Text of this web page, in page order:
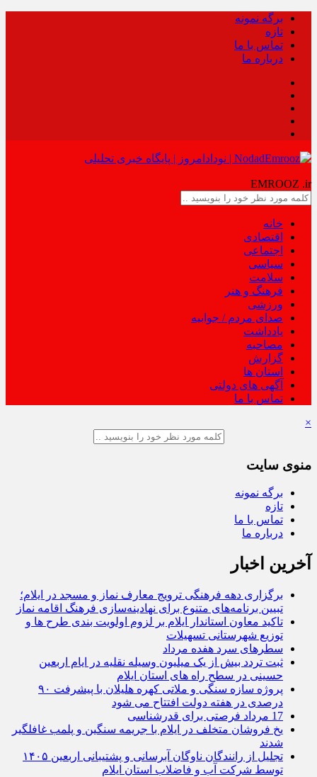
برگه نمونه
تازه
تماس با ما
درباره ما
EMROOZ .ir
خانه
اقتصادی
اجتماعی
سیاسی
سلامت
فرهنگ و هنر
ورزشی
صدای مردم / جوابیه
یادداشت
مصاحبه
گزارش
استان ها
آگهی های دولتی
تماس با ما
×
منوی سایت
برگه نمونه
تازه
تماس با ما
درباره ما
آخرین اخبار
برگزاری دهه فرهنگی ترویج معارف نماز و مسجد در ایلام؛
تبیین برنامه‌های متنوع برای نهادینه‌سازی فرهنگ اقامه نماز
تاکید معاون استاندار ایلام بر لزوم اولویت‌ بندی طرح‌ ها و
توزیع شهرستانی تسهیلات
سطرهای سرد هفده مرداد
ثبت تردد بیش از یک میلیون وسیله نقلیه در ایام اربعین
حسینی در سطح راه‌ های استان ایلام
پروژه سازه سنگی و ملاتی کهره هلیلان با پیشرفت ۹۰
درصدی در هفته دولت افتتاح می شود
17 مرداد فرصتی برای قدرشناسی
یخ‌ فروشان متخلف در ایلام با جریمه سنگین و پلمب غافلگیر
شدند
تجلیل از رانندگان ناوگان آبرسانی و پشتیبانی اربعین ۱۴۰۵
توسط شرکت آب و فاضلاب استان ایلام